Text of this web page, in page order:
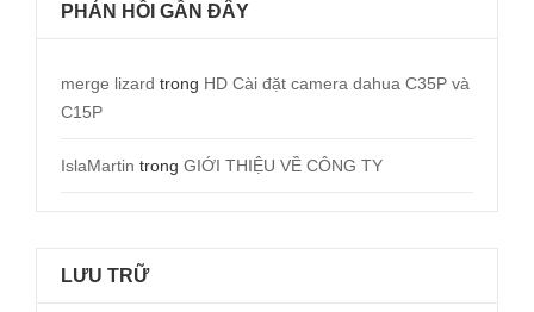
PHẢN HỒI GẦN ĐÂY
merge lizard trong HD Cài đặt camera dahua C35P và
C15P
IslaMartin trong GIỚI THIỆU VỀ CÔNG TY
LƯU TRỮ